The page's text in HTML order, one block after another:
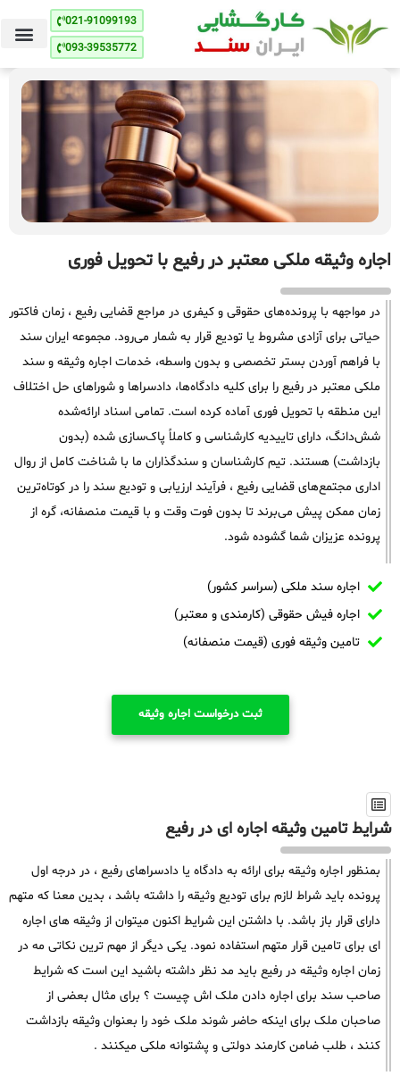
021-91099193
093-39535772
اجاره وثیقه ملکی معتبر در رفیع با تحویل فوری
در مواجهه با پرونده‌های حقوقی و کیفری در مراجع قضایی رفیع ، زمان فاکتور
حیاتی برای آزادی مشروط یا تودیع قرار به شمار می‌رود. مجموعه ایران سند
با فراهم آوردن بستر تخصصی و بدون واسطه، خدمات اجاره وثیقه و سند
ملکی معتبر در رفیع را برای کلیه دادگاه‌ها، دادسراها و شوراهای حل اختلاف
این منطقه با تحویل فوری آماده کرده است. تمامی اسناد ارائه‌شده
شش‌دانگ، دارای تاییدیه کارشناسی و کاملاً پاک‌سازی شده (بدون
بازداشت) هستند. تیم کارشناسان و سندگذاران ما با شناخت کامل از روال
اداری مجتمع‌های قضایی رفیع ، فرآیند ارزیابی و تودیع سند را در کوتاه‌ترین
زمان ممکن پیش می‌برند تا بدون فوت وقت و با قیمت منصفانه، گره از
پرونده عزیزان شما گشوده شود.
اجاره سند ملکی (سراسر کشور)
اجاره فیش حقوقی (کارمندی و معتبر)
تامین وثیقه فوری (قیمت منصفانه)
ثبت درخواست اجاره وثیقه
شرایط تامین وثیقه اجاره ای در رفیع
بمنظور اجاره وثیقه برای ارائه به دادگاه یا دادسراهای رفیع ، در درجه اول
پرونده باید شراط لازم برای تودیع وثیقه را داشته باشد ، بدین معنا که متهم
دارای قرار باز باشد. با داشتن این شرایط اکنون میتوان از وثیقه های اجاره
ای برای تامین قرار متهم استفاده نمود. یکی دیگر از مهم ترین نکاتی مه در
زمان اجاره وثیقه در رفیع باید مد نظر داشته باشید این است که شرایط
صاحب سند برای اجاره دادن ملک اش چیست ؟ برای مثال بعضی از
صاحبان ملک برای اینکه حاضر شوند ملک خود را بعنوان وثیقه بازداشت
کنند ، طلب ضامن کارمند دولتی و پشتوانه ملکی میکنند .